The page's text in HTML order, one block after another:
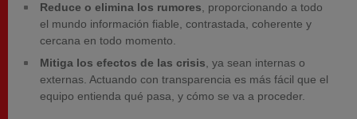
Reduce o elimina los rumores , proporcionando a todo
el mundo información fiable, contrastada, coherente y
cercana en todo momento.
Mitiga los efectos de las crisis , ya sean internas o
externas. Actuando con transparencia es más fácil que el
equipo entienda qué pasa, y cómo se va a proceder.